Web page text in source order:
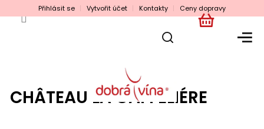
na
Přihlásit se Vytvořit účet Kontakty Ceny dopravy
NÁKUPNÍ
CHÂTEAU LA GAFFELIÉRE